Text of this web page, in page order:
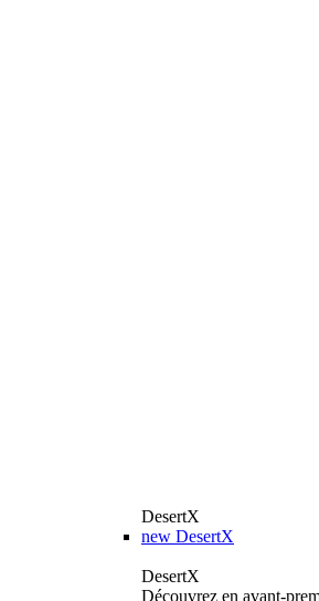
DesertX
new DesertX
DesertX
Découvrez en avant-